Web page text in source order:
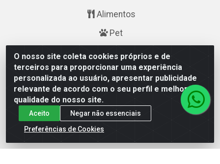
O nosso site coleta cookies próprios e de
terceiros para proporcionar uma experiência
personalizada ao usuário, apresentar publicidade
relevante de acordo com o seu perfil e melhorar a
qualidade do nosso site.
Aceito
Negar não essenciais
Preferências de Cookies
Alimentos
Pet
Bebidas
Saúde e Beleza
Higiene
Limpeza
Calçados